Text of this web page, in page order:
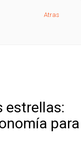
Atras
estrellas: